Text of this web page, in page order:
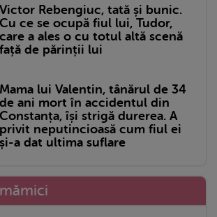
Victor Rebengiuc, tată și bunic.
Cu ce se ocupă fiul lui, Tudor,
care a ales o cu totul altă scenă
față de părinții lui
Mama lui Valentin, tânărul de 34
de ani mort în accidentul din
Constanța, își strigă durerea. A
privit neputincioasă cum fiul ei
și-a dat ultima suflare